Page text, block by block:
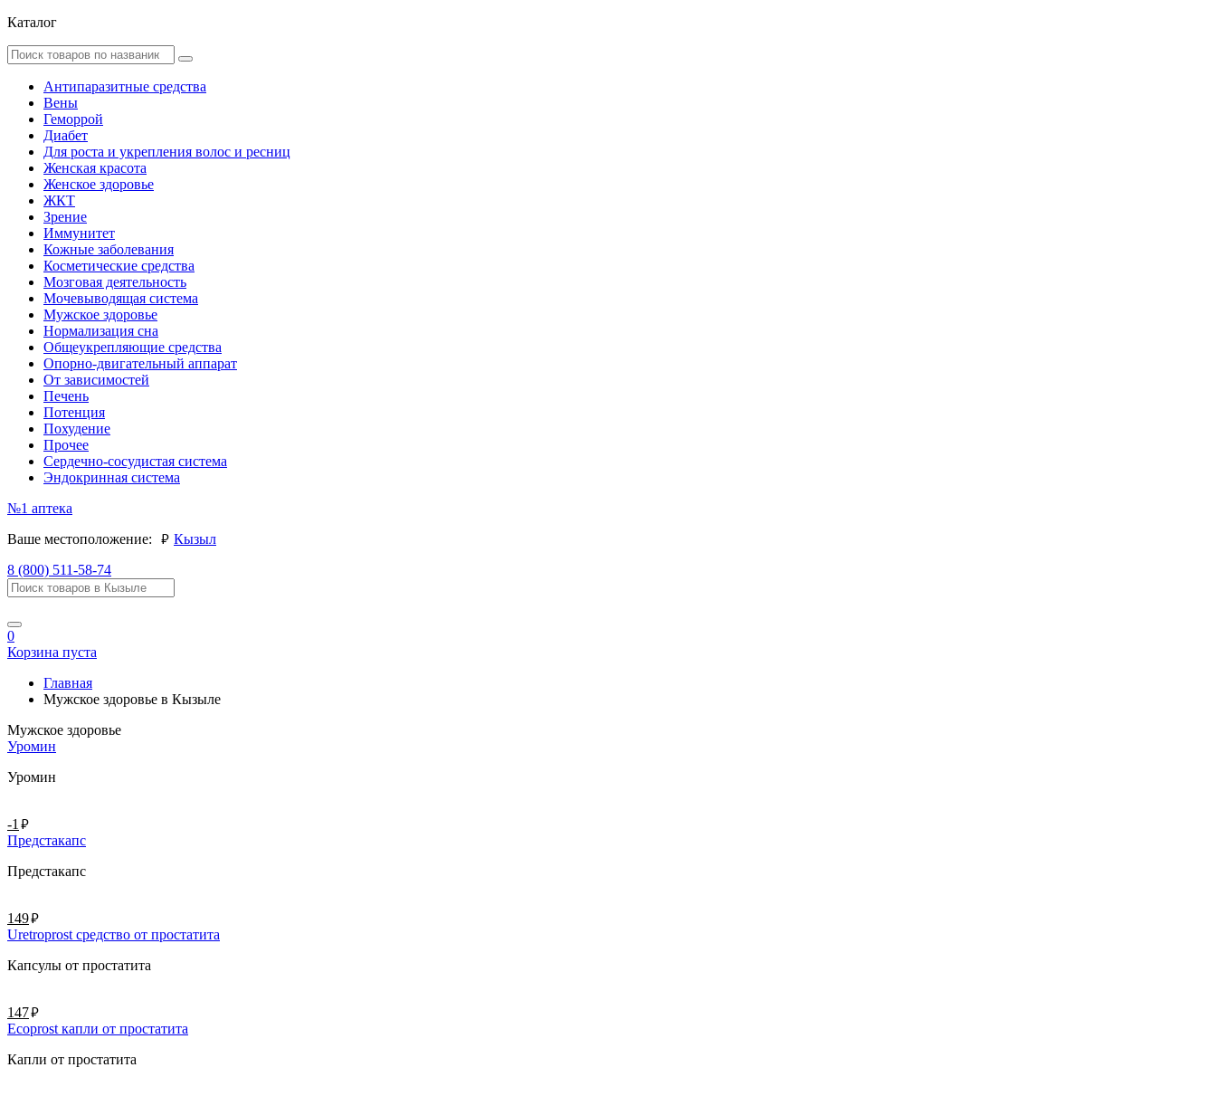
Каталог
Антипаразитные средства
Вены
Геморрой
Диабет
Для роста и укрепления волос и ресниц
Женская красота
Женское здоровье
ЖКТ
Зрение
Иммунитет
Кожные заболевания
Косметические средства
Мозговая деятельность
Мочевыводящая система
Мужское здоровье
Нормализация сна
Общеукрепляющие средства
Опорно-двигательный аппарат
От зависимостей
Печень
Потенция
Похудение
Прочее
Сердечно-сосудистая система
Эндокринная система
№1 аптека
Ваше местоположение:
руб. Кызыл
8 (800) 511-58-74
0
Корзина пуста
Главная
Мужское здоровье в Кызыле
Мужское здоровье
Уромин
Уромин
-1 руб.
Предстакапс
Предстакапс
149руб.
Uretroprost средство от простатита
Капсулы от простатита
147руб.
Ecoprost капли от простатита
Капли от простатита